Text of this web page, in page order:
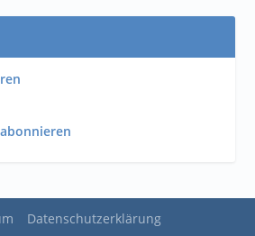
abonnieren
Datenschutzerklärung